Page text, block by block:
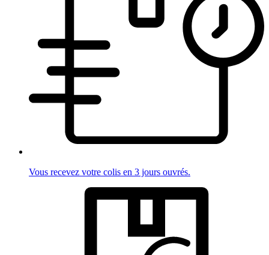
Vous recevez votre colis en 3 jours ouvrés.